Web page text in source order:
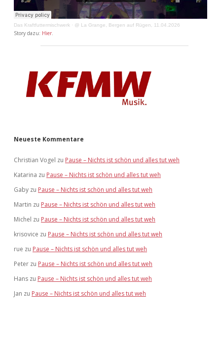
Das Kraftfuttermischwerk · @ La Grange, Bergen auf Rügen, 11.04.2026
Story dazu: Hier
Neueste Kommentare
Christian Vogel zu Pause – Nichts ist schön und alles tut weh
Katarina zu Pause – Nichts ist schön und alles tut weh
Gaby zu Pause – Nichts ist schön und alles tut weh
Martin zu Pause – Nichts ist schön und alles tut weh
Michel zu Pause – Nichts ist schön und alles tut weh
krisovice zu Pause – Nichts ist schön und alles tut weh
rue zu Pause – Nichts ist schön und alles tut weh
Peter zu Pause – Nichts ist schön und alles tut weh
Hans zu Pause – Nichts ist schön und alles tut weh
Jan zu Pause – Nichts ist schön und alles tut weh